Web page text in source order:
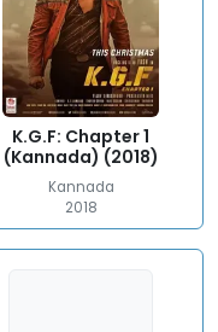
K.G.F: Chapter 1
(Kannada) (2018)
Kannada
2018